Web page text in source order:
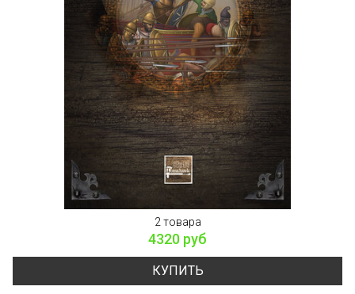
2 товара
4320 руб
КУПИТЬ